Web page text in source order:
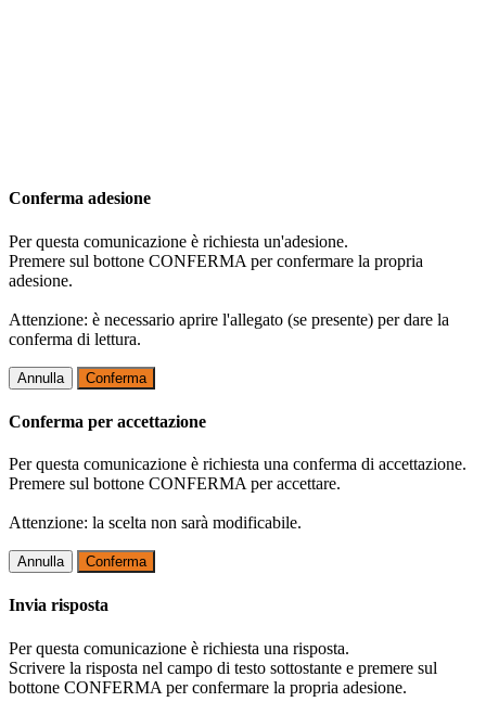
Conferma adesione
Per questa comunicazione è richiesta un'adesione.
Premere sul bottone CONFERMA per confermare la propria
adesione.
Attenzione: è necessario aprire l'allegato (se presente) per dare la
conferma di lettura.
Annulla Conferma
Conferma per accettazione
Per questa comunicazione è richiesta una conferma di accettazione.
Premere sul bottone CONFERMA per accettare.
Attenzione: la scelta non sarà modificabile.
Annulla Conferma
Invia risposta
Per questa comunicazione è richiesta una risposta.
Scrivere la risposta nel campo di testo sottostante e premere sul
bottone CONFERMA per confermare la propria adesione.